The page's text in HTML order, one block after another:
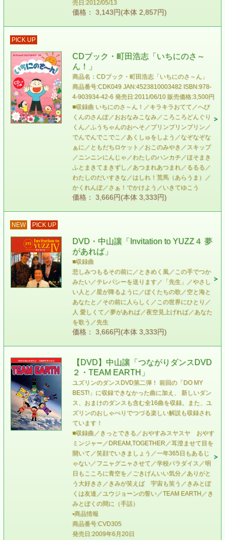
売日:2012/05/13
価格： 3,143円(本体 2,857円)
PICK UP
CDブック・町田浩志「いちにのさ～
ん！」
商品名：CDブック・町田浩志「いちにのさ～ん」
商品番号:CDK049 JAN:4523810003482 ISBN:978-
4-903934-42-6 発売日:2011/06/10 販売価格:3,500円
■収録曲 いちにのさ～ん！／キラキラおてて／へび
くんのさんぽ／おおなみこなみ／ころころどんぐり
くん／ふうちゃんのおへそ／プリンプリンプリン／
でんでんでこでこ／あくしゅをしよう／なぞなぞな
ぁに／ともだちロケット／おこのみやき／スキップ
／ニンニンにんじゃ／わたしのハンカチ／ほそまき
ふとまきてまきずし／あつまれあつまれ／るるる／
わたしのだいすきな／はしれ！荒馬（あらうま）／
かくれんぼ／さぁ！でかけよう／いきてゆこう
価格： 3,666円(本体 3,333円)
NEW PICK UP
DVD・中山讓「Invitation to YUZZ４ 夢
があれば」
■収録曲
悲しみつもるその前に／ときめく風／この手でつか
みたい／テレパシーを送ります／「先生」／やさし
い人と／星が降るように／ぼくたちの歌／空と海と
あなたと／その前に人らしく／この世界にひとり／
人 愛しくて／夢があれば／夜空見上げれば／あなた
を歌う／先生
価格： 3,666円(本体 3,333円)
【DVD】中山讓「つながりダンスDVD
２・TEAM EARTH」
ユズリンのダンスDVD第二弾！ 前回の「DO MY
BEST!」に収録できなかった曲に加え、 新しいダン
ス、おまけのダンスも含む全16曲を収録。また、ユ
ズリンのおしゃべりでつづる楽しい解説も収録され
ています！
■収録曲／きっとできる／おやすみスヤスヤ おやす
ミンジャー／DREAM,TOGETHER／耳澄ませて目を
開いて／笑顔でいきましょう／一年365日もあるじ
ゃない／フニャグニャさせて／学校パラダイス／明
日もこころに青空を／ごきげんいい気分／ありがと
う大好きさ／きみが笑えば 宇宙も笑う／きみとぼ
くは友達／ユウジョーンの誓い／TEAM EARTH／き
みとぼくの間に（手話）
▪商品情報
商品番号:CVD305
発売日:2009年6月20日